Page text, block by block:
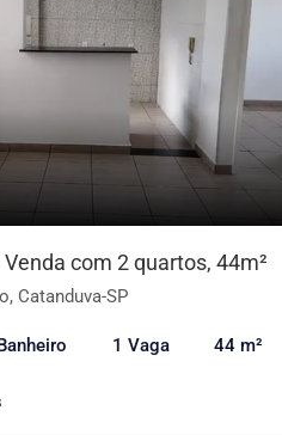
com 2 quartos, 44m²
Catanduva-SP
1 Vaga 44 m²